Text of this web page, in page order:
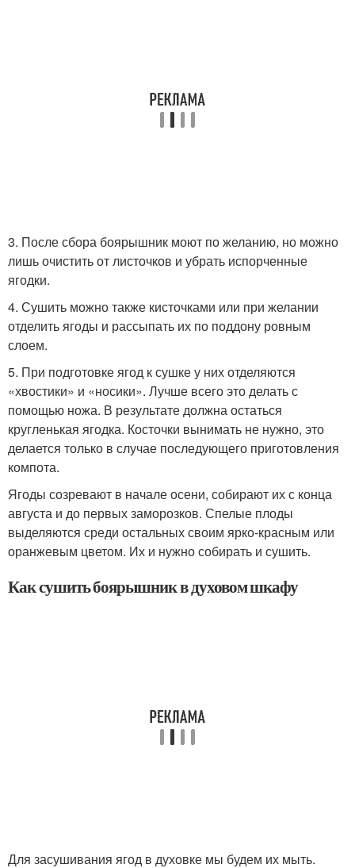
3. После сбора боярышник моют по желанию, но можно
лишь очистить от листочков и убрать испорченные
ягодки.
4. Сушить можно также кисточками или при желании
отделить ягоды и рассыпать их по поддону ровным
слоем.
5. При подготовке ягод к сушке у них отделяются
«хвостики» и «носики». Лучше всего это делать с
помощью ножа. В результате должна остаться
кругленькая ягодка. Косточки вынимать не нужно, это
делается только в случае последующего приготовления
компота.
Ягоды созревают в начале осени, собирают их с конца
августа и до первых заморозков. Спелые плоды
выделяются среди остальных своим ярко-красным или
оранжевым цветом. Их и нужно собирать и сушить.
Как сушить боярышник в духовом шкафу
Для засушивания ягод в духовке мы будем их мыть.